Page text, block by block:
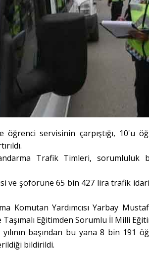
servisinin çarpıştığı, 10'u
Trafik Timleri, sorumluluk
ve şoförüne 65 bin 427 lira trafik idari
Komutan Yardımcısı Yarbay
Taşımalı Eğitimden Sorumlu İl Milli
başından bu yana 8 bin 191
bildirildi.